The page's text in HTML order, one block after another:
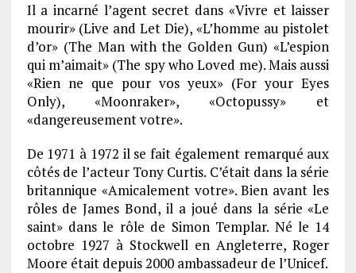
Il a incarné l’agent secret dans «Vivre et laisser
mourir» (Live and Let Die), «L’homme au pistolet
d’or» (The Man with the Golden Gun) «L’espion
qui m’aimait» (The spy who Loved me). Mais aussi
«Rien ne que pour vos yeux» (For your Eyes
Only), «Moonraker», «Octopussy» et
«dangereusement votre».
De 1971 à 1972 il se fait également remarqué aux
côtés de l’acteur Tony Curtis. C’était dans la série
britannique «Amicalement votre». Bien avant les
rôles de James Bond, il a joué dans la série «Le
saint» dans le rôle de Simon Templar. Né le 14
octobre 1927 à Stockwell en Angleterre, Roger
Moore était depuis 2000 ambassadeur de l’Unicef.